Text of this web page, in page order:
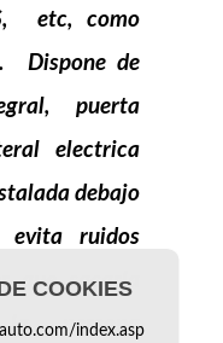
etc, como
Dispone de
puerta
electrica
debajo
ruidos
que sacarla
persona
COOKIES
index.asp